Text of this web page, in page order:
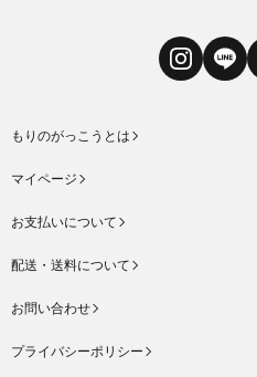
InstagramLINE
もりのがっこうとは
マイページ
お支払いについて
配送・送料について
お問い合わせ
プライバシーポリシー